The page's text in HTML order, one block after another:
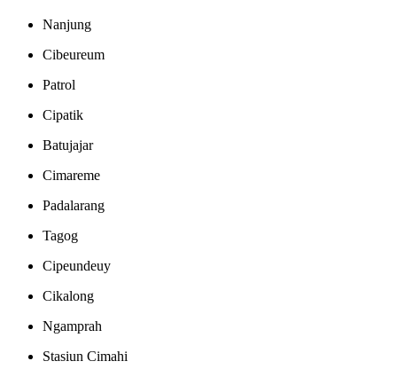
Nanjung
Cibeureum
Patrol
Cipatik
Batujajar
Cimareme
Padalarang
Tagog
Cipeundeuy
Cikalong
Ngamprah
Stasiun Cimahi